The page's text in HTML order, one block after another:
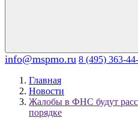
info@mspmo.ru 8 (495) 363-
Главная
Новости
Жалобы в ФНС будут
порядке